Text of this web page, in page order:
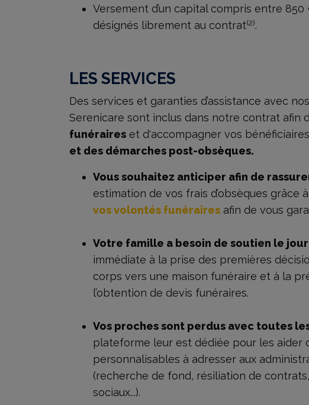
Versement d’un capital compris entre
désignés librement au contrat(2).
LES SERVICES
Des services et garanties d’assistance avec
Serenicare sont inclus dans notre contrat afin
funéraires et d'accompagner vos
et des démarches post-obsèques.
Vous souhaitez anticiper afin de
estimation de vos frais d’obsèques grâce
vos volontés funéraires afin de vous
Votre famille a besoin de soutien le jour
immédiate à la prise des premières
corps vers une maison funéraire et à la
l’obtention de devis funéraires.
Vos proches sont perdus avec toutes
plateforme leur est dédiée pour les aider
personnalisables à adresser aux
(recherche de fond, résiliation de
sociaux...).